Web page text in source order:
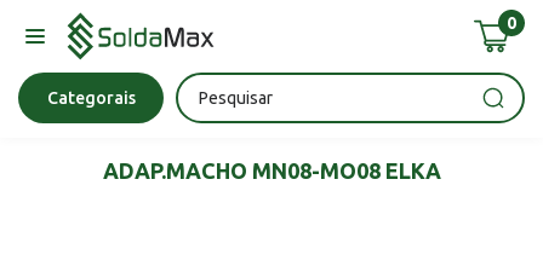
0
Categorais
Bateria Chave Impacto Esmerilhadeira
ADAP.MACHO MN08-MO08 ELKA